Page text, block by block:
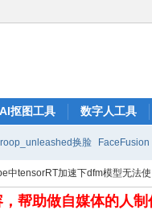
AI抠图工具 数字人工具
roop_unleashed换脸 FaceFusion
中tensorRT加速下dfm模型无法使
帮助做自媒体的人